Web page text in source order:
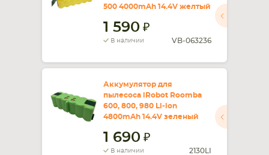
500 4000mAh 14.4V желтый
1 590
В наличии VB-063236
Аккумулятор для
пылесоса iRobot Roomba
600, 800, 980 Li-ion
4800mAh 14.4V зеленый
1 690
В наличии 2130LI